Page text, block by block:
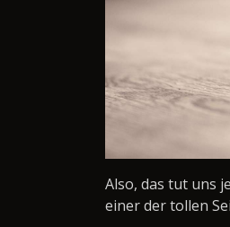
Also, das tut uns
einer der tollen